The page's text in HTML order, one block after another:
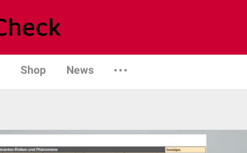
Shop News